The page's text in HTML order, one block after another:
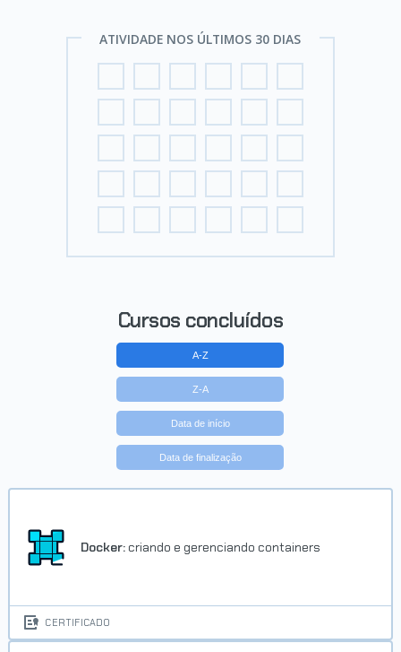
ATIVIDADE NOS ÚLTIMOS 30 DIAS
Cursos concluídos
A-Z
Z-A
Data de início
Data de finalização
Docker: criando e gerenciando containers
CERTIFICADO